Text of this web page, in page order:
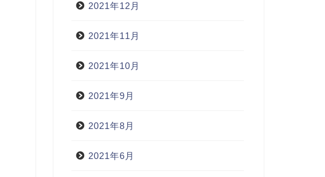
2021年12月
2021年11月
2021年10月
2021年9月
2021年8月
2021年6月